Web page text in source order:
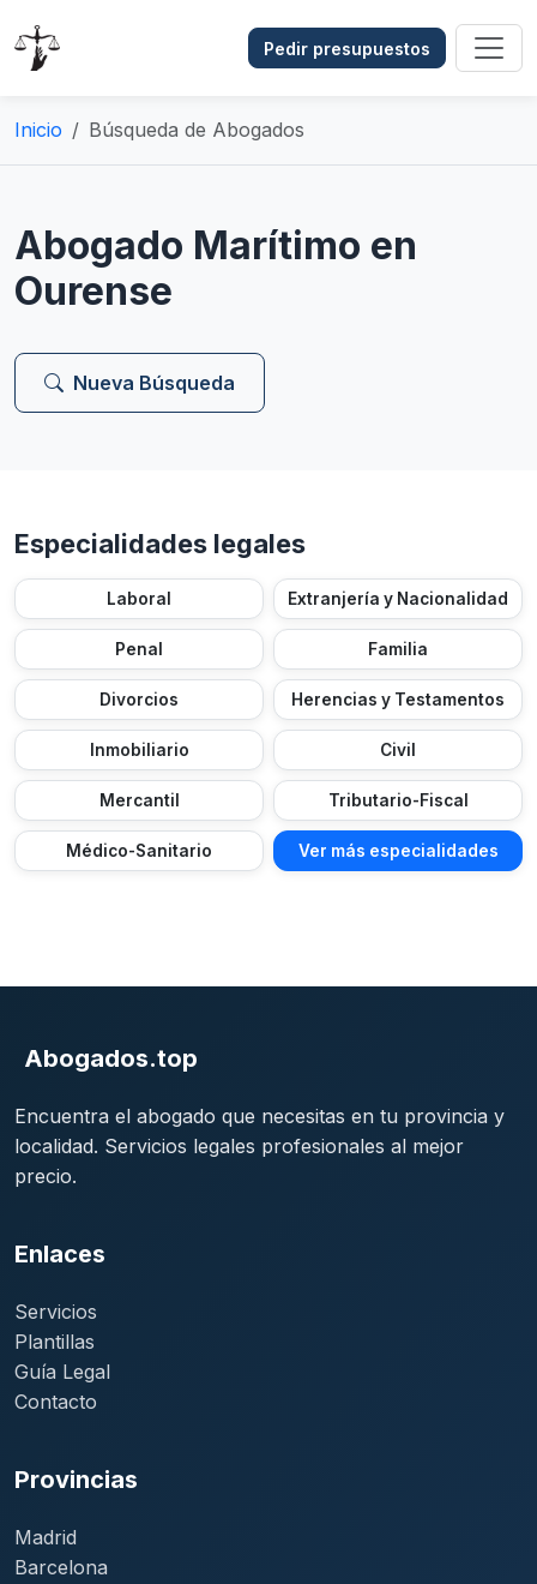
Pedir presupuestos
Inicio Búsqueda de Abogados
Abogado Marítimo en
Ourense
Nueva Búsqueda
Especialidades legales
Laboral Extranjería y Nacionalidad
Penal Familia
Divorcios Herencias y Testamentos
Inmobiliario Civil
Mercantil Tributario-Fiscal
Médico-Sanitario Ver más especialidades
Abogados.top
Encuentra el abogado que necesitas en tu provincia y
localidad. Servicios legales profesionales al mejor
precio.
Enlaces
Servicios
Plantillas
Guía Legal
Contacto
Provincias
Madrid
Barcelona